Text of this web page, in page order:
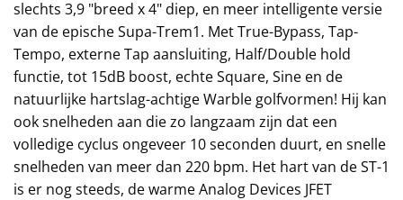
slechts 3,9 "breed x 4" diep, en meer intelligente versie
van de epische Supa-Trem1. Met True-Bypass, Tap-
Tempo, externe Tap aansluiting, Half/Double hold
functie, tot 15dB boost, echte Square, Sine en de
natuurlijke hartslag-achtige Warble golfvormen! Hij kan
ook snelheden aan die zo langzaam zijn dat een
volledige cyclus ongeveer 10 seconden duurt, en snelle
snelheden van meer dan 220 bpm. Het hart van de ST-1
is er nog steeds, de warme Analog Devices JFET